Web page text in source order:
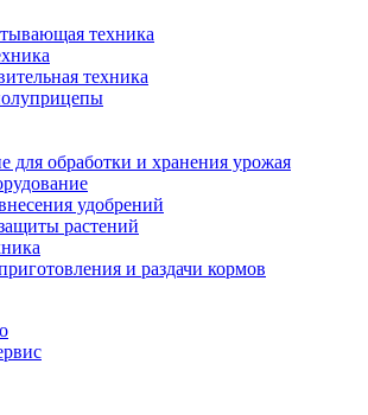
техника
техника
для обработки и хранения урожая
удобрений
растений
и раздачи кормов